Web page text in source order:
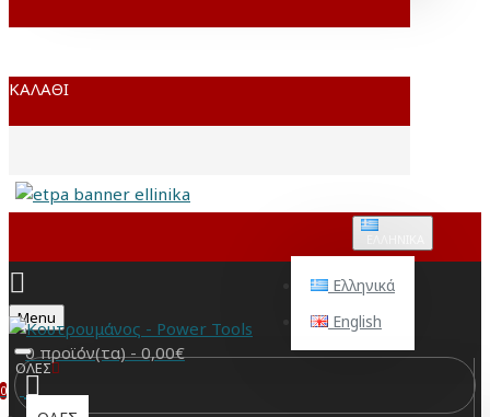
ΚΑΛΆΘΙ
Ελληνικά
English
Menu
0 προϊόν(τα) - 0,00€
0
ΟΛΕΣ